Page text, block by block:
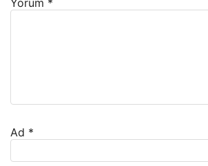
Yorum *
Ad *